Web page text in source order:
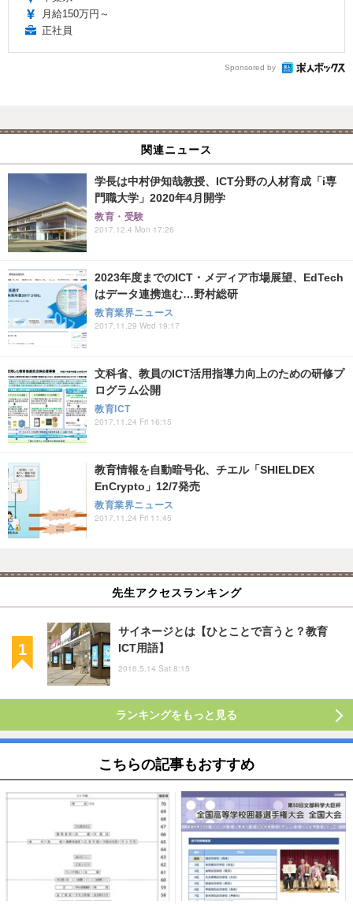
月給150万円～
正社員
Sponsored by
関連ニュース
学長は中村伊知哉教授、ICT分野の人材育成「i専
門職大学」2020年4月開学
教育・受験
2017.12.4 Mon 17:26
2023年度までのICT・メディア市場展望、EdTech
はデータ連携進む…野村総研
教育業界ニュース
2017.11.29 Wed 19:17
文科省、教員のICT活用指導力向上のための研修プ
ログラム公開
教育ICT
2017.11.24 Fri 16:15
教育情報を自動暗号化、チエル「SHIELDEX
EnCrypto」12/7発売
教育業界ニュース
2017.11.24 Fri 11:45
先生アクセスランキング
サイネージとは【ひとことで言うと？教育
ICT用語】
2016.5.14 Sat 8:15
ランキングをもっと見る
こちらの記事もおすすめ